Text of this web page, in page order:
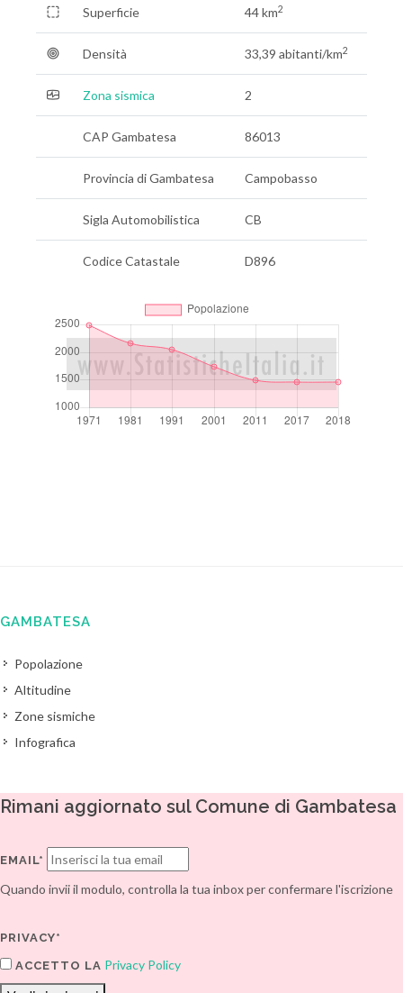
Superficie 44 km2
Densità 33,39 abitanti/km2
Zona sismica 2
CAP Gambatesa 86013
Provincia di Gambatesa Campobasso
Sigla Automobilistica CB
Codice Catastale D896
GAMBATESA
Popolazione
Altitudine
Zone sismiche
Infografica
Rimani aggiornato sul Comune di Gambatesa
EMAIL*
Quando invii il modulo, controlla la tua inbox per confermare l'iscrizione
PRIVACY*
ACCETTO LA Privacy Policy